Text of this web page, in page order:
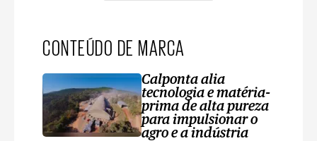
CONTEÚDO DE MARCA
Calponta alia
tecnologia e matéria-
prima de alta pureza
para impulsionar o
agro e a indústria